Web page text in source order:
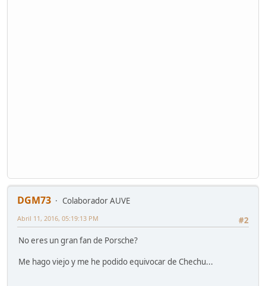
DGM73
Colaborador AUVE
#2
Abril 11, 2016, 05:19:13 PM
No eres un gran fan de Porsche?
Me hago viejo y me he podido equivocar de Chechu...